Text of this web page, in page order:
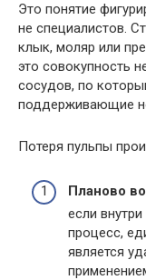
Это понятие
не специалистов.
клык, моляр или
это совокупность
сосудов, по
поддерживающие
Потеря пульпы
Планово
если
процесс,
является